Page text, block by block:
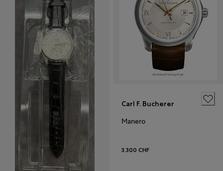
Carl F. Bucherer
Manero
3.300 CHF